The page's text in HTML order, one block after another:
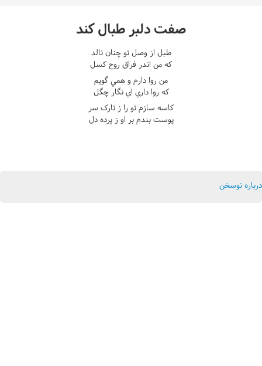
صفت دلبر طبال کند
طبل از وصل تو چنان نالد
که من اندر فراق روح کسل
من روا دارم و همي گويم
که روا داري اي نگار چگل
کاسه سازم تو را ز تارک سر
پوست بندم بر او ز پرده دل
درباره نوسخن